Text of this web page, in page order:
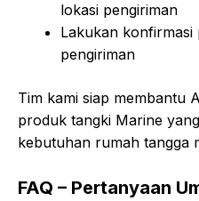
lokasi pengiriman
Lakukan konfirmasi
pengiriman
Tim kami siap membantu
produk tangki Marine
kebutuhan rumah tangga
FAQ – Pertanyaan